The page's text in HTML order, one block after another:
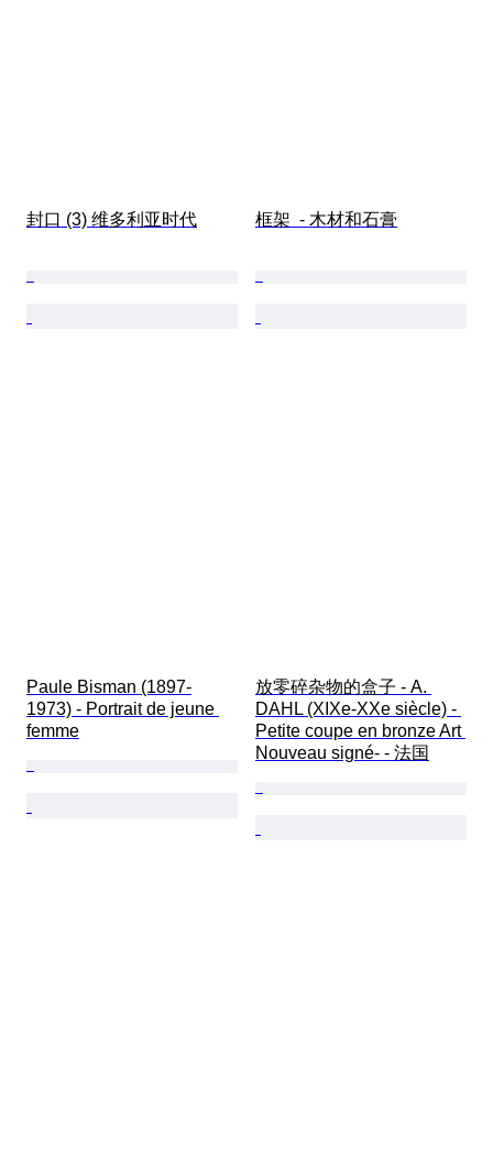
封口 (3) 维多利亚时代 框架  - 木材和石膏
Paule Bisman (1897-
1973) - Portrait de jeune
femme
放零碎杂物的盒子 - A.
DAHL (XIXe-XXe siècle) -
Petite coupe en bronze Art
Nouveau signé- - 法国